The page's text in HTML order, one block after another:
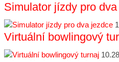
Simulator jízdy pro
Virtuální bowlingový